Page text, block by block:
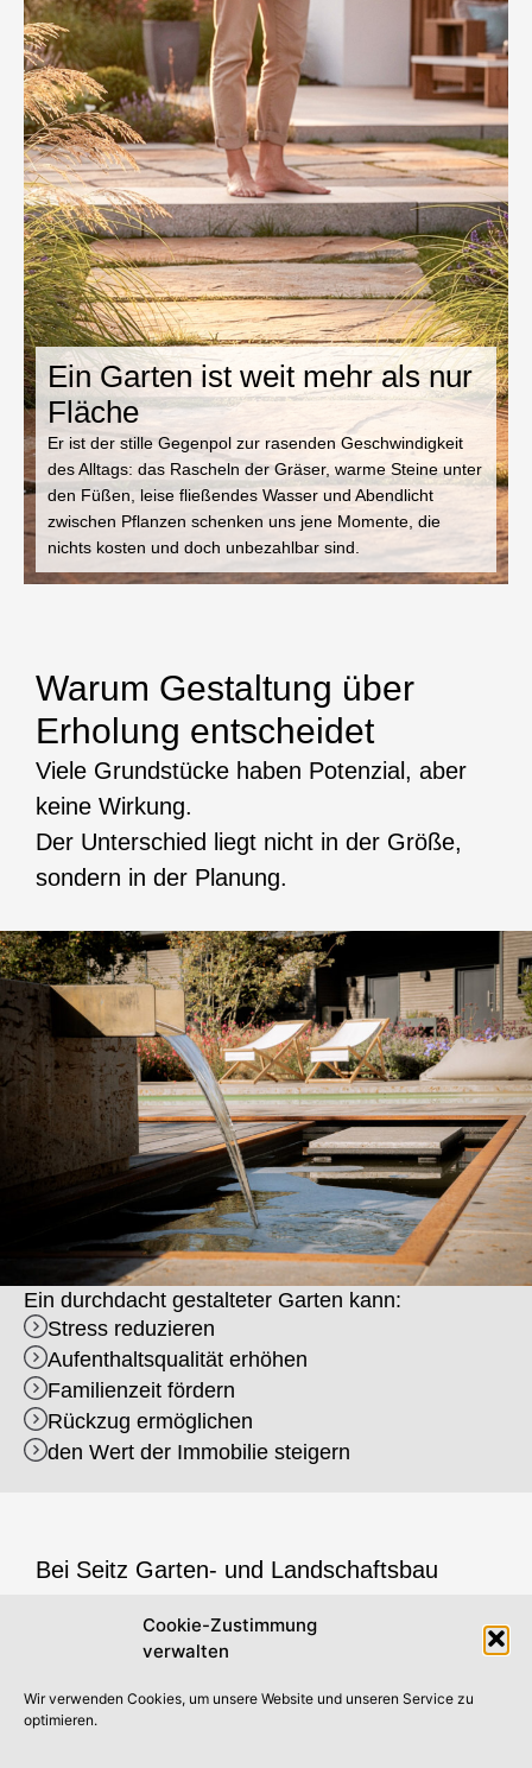
Cookie-Zustimmung
verwalten
Wir verwenden Cookies, um unsere Website und unseren Service zu
optimieren.
Ein Garten ist weit mehr als nur
Fläche
Er ist der stille Gegenpol zur rasenden Geschwindigkeit
des Alltags: das Rascheln der Gräser, warme Steine unter
den Füßen, leise fließendes Wasser und Abendlicht
zwischen Pflanzen schenken uns jene Momente, die
nichts kosten und doch unbezahlbar sind.
Warum Gestaltung über
Erholung entscheidet
Viele Grundstücke haben Potenzial, aber
keine Wirkung.
Der Unterschied liegt nicht in der Größe,
sondern in der Planung.
Ein durchdacht gestalteter Garten kann:
Stress reduzieren
Aufenthaltsqualität erhöhen
Familienzeit fördern
Rückzug ermöglichen
den Wert der Immobilie steigern
Bei Seitz Garten- und Landschaftsbau
Auswahl von Pflanzen, sondern mit den
Gewohnheiten, ihren Tagesabläufen, ihrer